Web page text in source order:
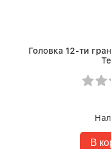
Головка 12-ти
В